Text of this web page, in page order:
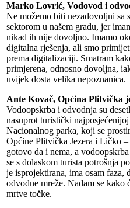
Marko Lovrić, Vodovod i
Ne možemo biti nezadovoljni sa
sektorom u našem gradu, jer
nikad ih nije dovoljno. Imamo
digitalna rješenja, ali smo
prema digitalizaciji. Smatram
primjerena, odnosno dovoljna,
uvijek dosta velika nepoznanica.
Ante Kovač, Općina Plitvička
Vodoopskrba i odvodnja su
nasuprot turistički
Nacionalnog parka, koji se
Općine Plitvička Jezera i Ličko
gotovo da i nema, a
se s dolaskom turista potrošnja
je isprojektirana, ima osam faza,
odvodne mreže. Nadam se kako
mrtve točke.